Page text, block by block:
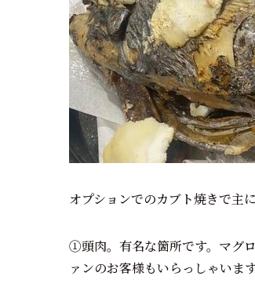
オプションでのカブト焼きで主
①頭肉。有名な箇所です。マグ
ァンのお客様もいらっしゃいます